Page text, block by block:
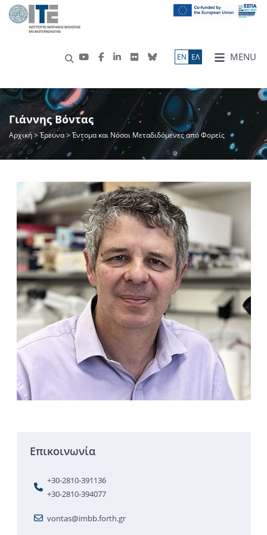
MENU
ΕN ΕΛ
Γιάννης Βόντας
Αρχική>Έρευνα> Έντομα και Νόσοι Μεταδιδόμενες από Φορείς
Επικοινωνία
+30-2810-391136
+30-2810-394077
vontas@imbb.forth.gr